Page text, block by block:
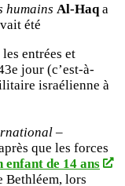
humains Al-Haq a
été
entrées et
jour (c’est-à-
israélienne à
–
que les forces
de 14 ans
Bethléem, lors